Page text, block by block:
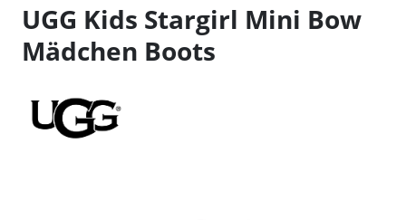
UGG Kids Stargirl Mini Bow
Mädchen Boots